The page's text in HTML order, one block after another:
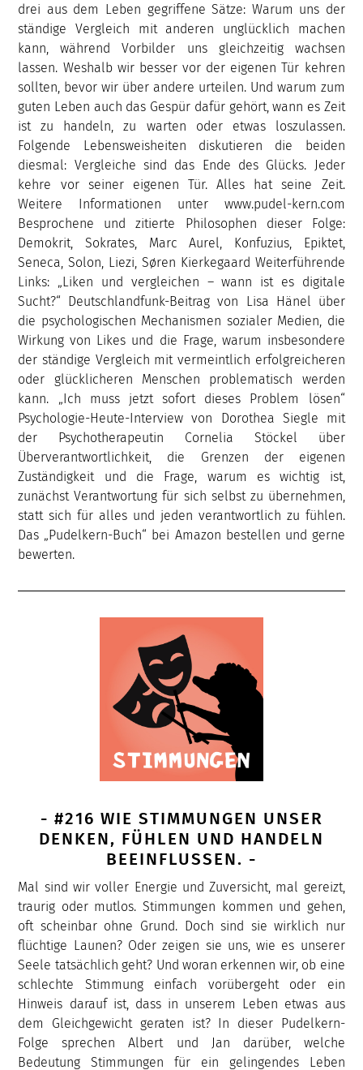
drei aus dem Leben gegriffene Sätze: Warum uns der
ständige Vergleich mit anderen unglücklich machen
kann, während Vorbilder uns gleichzeitig wachsen
lassen. Weshalb wir besser vor der eigenen Tür kehren
sollten, bevor wir über andere urteilen. Und warum zum
guten Leben auch das Gespür dafür gehört, wann es Zeit
ist zu handeln, zu warten oder etwas loszulassen.
Folgende Lebensweisheiten diskutieren die beiden
diesmal: Vergleiche sind das Ende des Glücks. Jeder
kehre vor seiner eigenen Tür. Alles hat seine Zeit.
Weitere Informationen unter www.pudel-kern.com
Besprochene und zitierte Philosophen dieser Folge:
Demokrit, Sokrates, Marc Aurel, Konfuzius, Epiktet,
Seneca, Solon, Liezi, Søren Kierkegaard Weiterführende
Links: „Liken und vergleichen – wann ist es digitale
Sucht?“ Deutschlandfunk-Beitrag von Lisa Hänel über
die psychologischen Mechanismen sozialer Medien, die
Wirkung von Likes und die Frage, warum insbesondere
der ständige Vergleich mit vermeintlich erfolgreicheren
oder glücklicheren Menschen problematisch werden
kann. „Ich muss jetzt sofort dieses Problem lösen“
Psychologie-Heute-Interview von Dorothea Siegle mit
der Psychotherapeutin Cornelia Stöckel über
Überverantwortlichkeit, die Grenzen der eigenen
Zuständigkeit und die Frage, warum es wichtig ist,
zunächst Verantwortung für sich selbst zu übernehmen,
statt sich für alles und jeden verantwortlich zu fühlen.
Das „Pudelkern-Buch“ bei Amazon bestellen und gerne
bewerten.
- #216 WIE STIMMUNGEN UNSER
DENKEN, FÜHLEN UND HANDELN
BEEINFLUSSEN. -
Mal sind wir voller Energie und Zuversicht, mal gereizt,
traurig oder mutlos. Stimmungen kommen und gehen,
oft scheinbar ohne Grund. Doch sind sie wirklich nur
flüchtige Launen? Oder zeigen sie uns, wie es unserer
Seele tatsächlich geht? Und woran erkennen wir, ob eine
schlechte Stimmung einfach vorübergeht oder ein
Hinweis darauf ist, dass in unserem Leben etwas aus
dem Gleichgewicht geraten ist? In dieser Pudelkern-
Folge sprechen Albert und Jan darüber, welche
Bedeutung Stimmungen für ein gelingendes Leben